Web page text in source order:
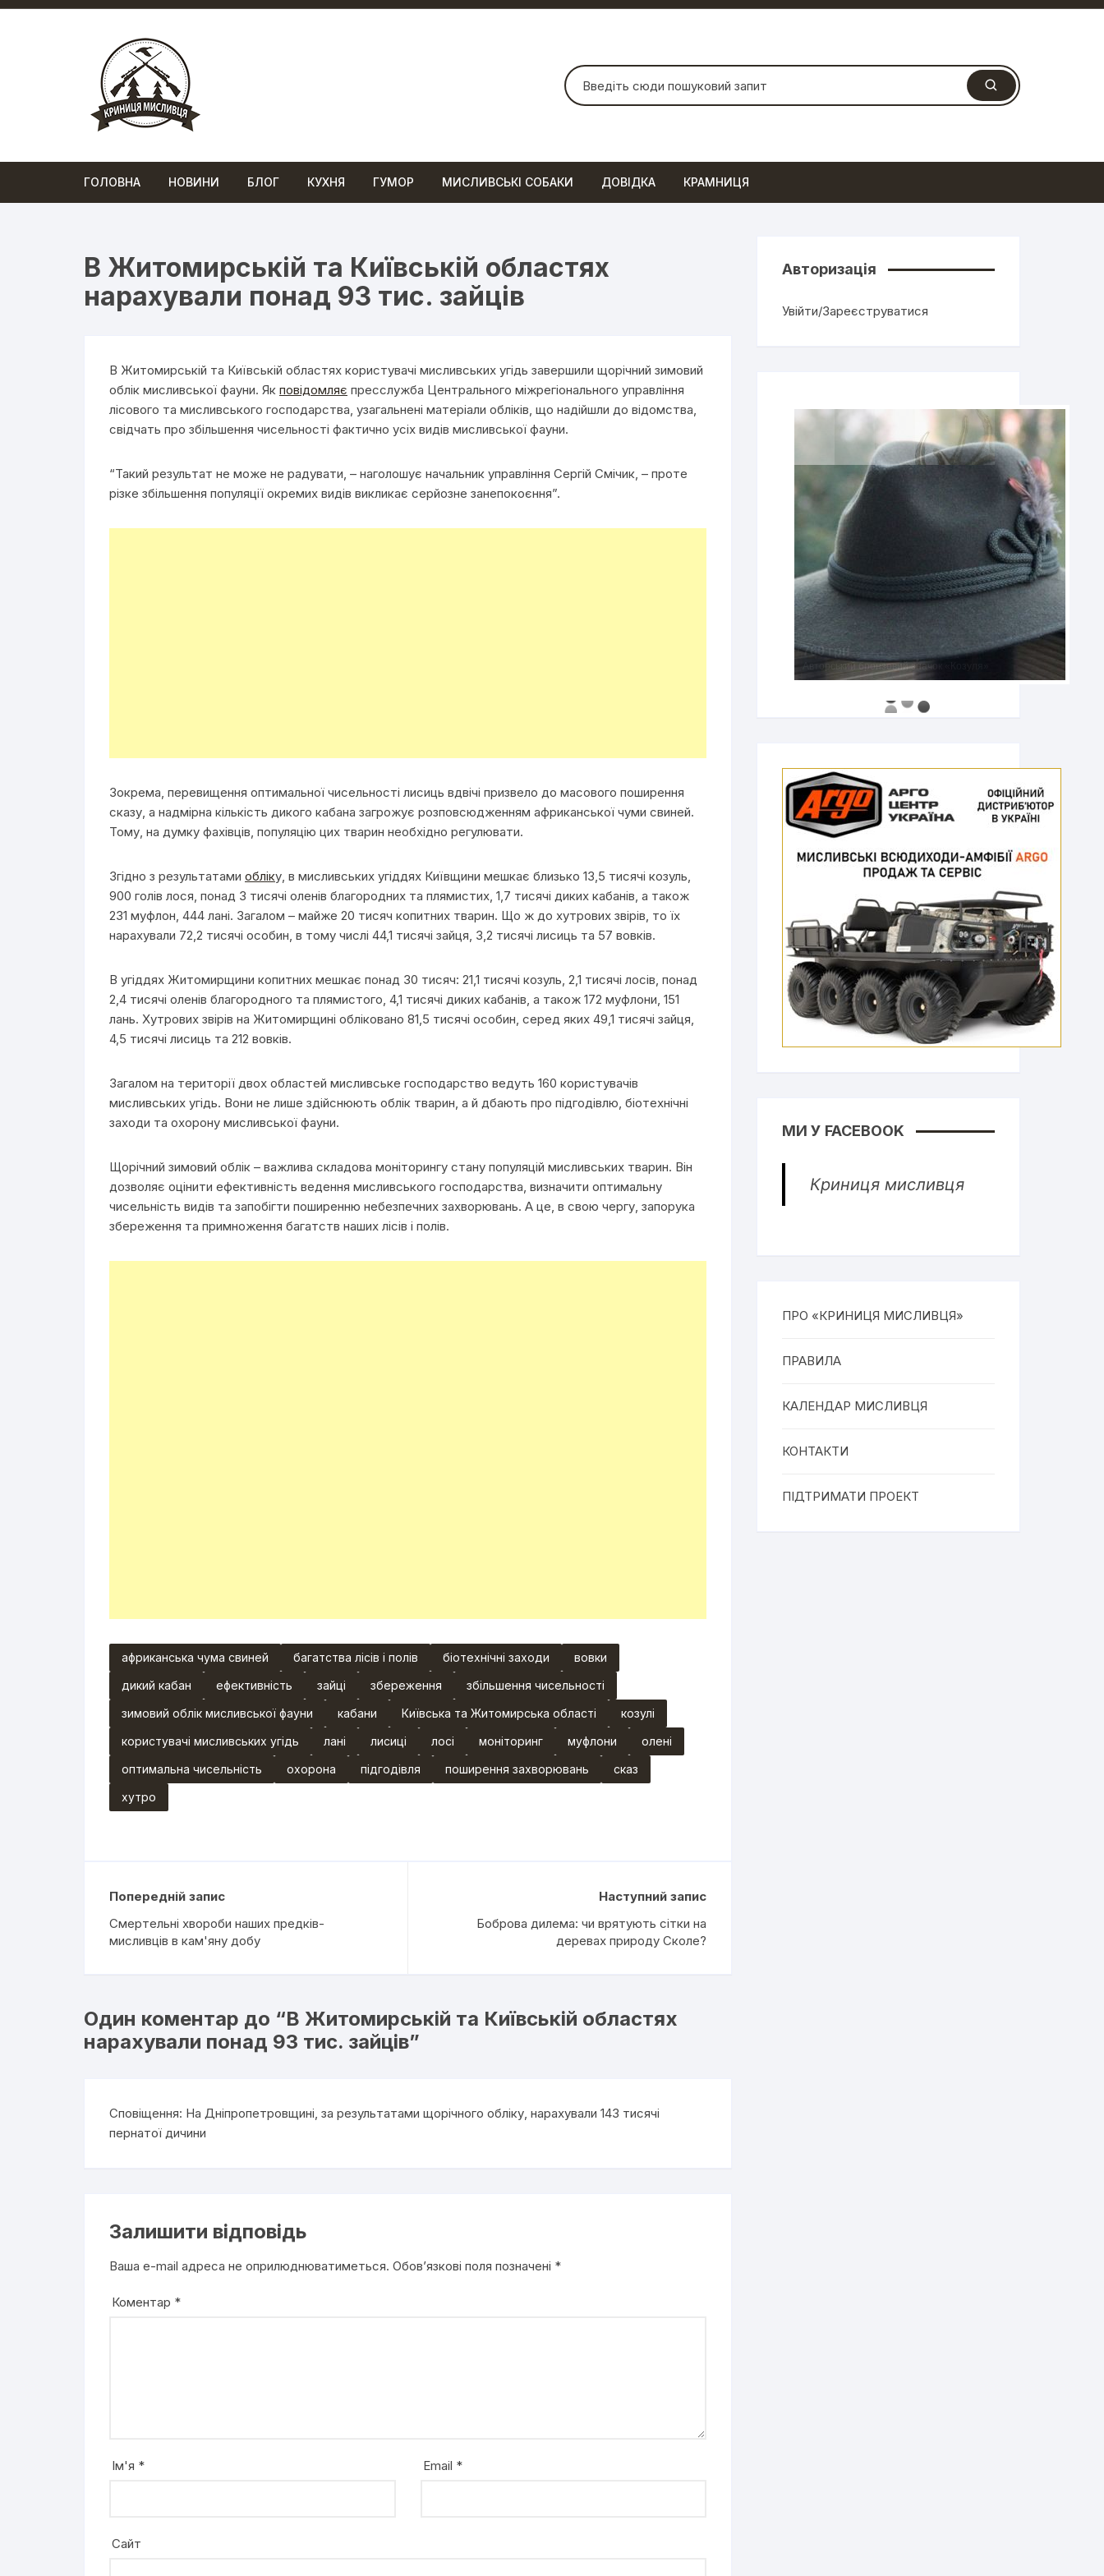
Перейти
Шукати:
ГОЛОВНА НОВИНИ БЛОГ КУХНЯ ГУМОР МИСЛИВСЬКІ СОБАКИ ДОВІДКА КРАМНИЦЯ
В Житомирській та Київській областях
нарахували понад 93 тис. зайців
В Житомирській та Київській областях користувачі мисливських угідь завершили щорічний зимовий
облік мисливської фауни. Як повідомляє пресслужба Центрального міжрегіонального управління
лісового та мисливського господарства, узагальнені матеріали обліків, що надійшли до відомства,
свідчать про збільшення чисельності фактично усіх видів мисливської фауни.
“Такий результат не може не радувати, – наголошує начальник управління Сергій Смічик, – проте
різке збільшення популяції окремих видів викликає серйозне занепокоєння”.
Зокрема, перевищення оптимальної чисельності лисиць вдвічі призвело до масового поширення
сказу, а надмірна кількість дикого кабана загрожує розповсюдженням африканської чуми свиней.
Тому, на думку фахівців, популяцію цих тварин необхідно регулювати.
Згідно з результатами обліку, в мисливських угіддях Київщини мешкає близько 13,5 тисячі козуль,
900 голів лося, понад 3 тисячі оленів благородних та плямистих, 1,7 тисячі диких кабанів, а також
231 муфлон, 444 лані. Загалом – майже 20 тисяч копитних тварин. Що ж до хутрових звірів, то їх
нарахували 72,2 тисячі особин, в тому числі 44,1 тисячі зайця, 3,2 тисячі лисиць та 57 вовків.
В угіддях Житомирщини копитних мешкає понад 30 тисяч: 21,1 тисячі козуль, 2,1 тисячі лосів, понад
2,4 тисячі оленів благородного та плямистого, 4,1 тисячі диких кабанів, а також 172 муфлони, 151
лань. Хутрових звірів на Житомирщині обліковано 81,5 тисячі особин, серед яких 49,1 тисячі зайця,
4,5 тисячі лисиць та 212 вовків.
Загалом на території двох областей мисливське господарство ведуть 160 користувачів
мисливських угідь. Вони не лише здійснюють облік тварин, а й дбають про підгодівлю, біотехнічні
заходи та охорону мисливської фауни.
Щорічний зимовий облік – важлива складова моніторингу стану популяцій мисливських тварин. Він
дозволяє оцінити ефективність ведення мисливського господарства, визначити оптимальну
чисельність видів та запобігти поширенню небезпечних захворювань. А це, в свою чергу, запорука
збереження та примноження багатств наших лісів і полів.
африканська чума свиней багатства лісів і полів біотехнічні заходи
вовки
дикий кабан
ефективність зайці збереження
збільшення чисельності
зимовий облік мисливської фауни
кабани Київська та Житомирська області
козулі
користувачі мисливських угідь
лані лисиці лосі моніторинг муфлони
олені
оптимальна чисельність
охорона підгодівля поширення захворювань
сказ
хутро
Попередній запис
Смертельні хвороби наших предків-
мисливців в кам'яну добу
Наступний запис
Боброва дилема: чи врятують сітки на
деревах природу Сколе?
Один коментар до “В Житомирській та Київській областях
нарахували понад 93 тис. зайців”
Сповіщення: На Дніпропетровщині, за результатами щорічного обліку, нарахували 143 тисячі
пернатої дичини
Залишити відповідь
Ваша e-mail адреса не оприлюднюватиметься. Обов’язкові поля позначені *
Коментар *
Ім'я * Email *
Сайт
Авторизація
Увійти/Зареєструватися
760 грн
Авторський бронзовий значок «Козуля»
МИ У FACEBOOK
Криниця мисливця
ПРО «КРИНИЦЯ МИСЛИВЦЯ»
ПРАВИЛА
КАЛЕНДАР МИСЛИВЦЯ
КОНТАКТИ
ПІДТРИМАТИ ПРОЕКТ